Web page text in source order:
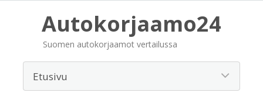
Autokorjaamo24
Suomen autokorjaamot vertailussa